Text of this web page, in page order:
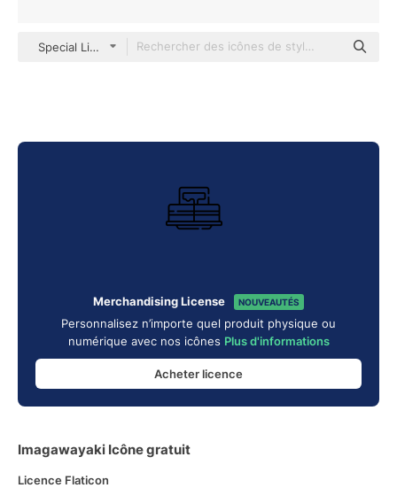
Special Lineal
Merchandising License NOUVEAUTÉS
Personnalisez n’importe quel produit physique ou
numérique avec nos icônes Plus d'informations
Acheter licence
Imagawayaki Icône gratuit
Licence Flaticon